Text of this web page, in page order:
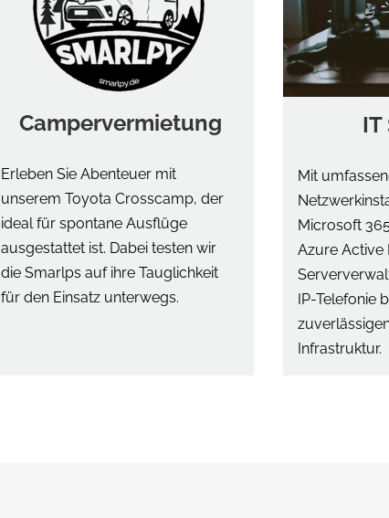
Campervermietung
Erleben Sie Abenteuer mit
unserem Toyota Crosscamp, der
ideal für spontane Ausflüge
ausgestattet ist. Dabei testen wir
die Smarlps auf ihre Tauglichkeit
für den Einsatz unterwegs.
Mit
Microsoft
Azure Active
IP-Telefonie
Infrastruktur.